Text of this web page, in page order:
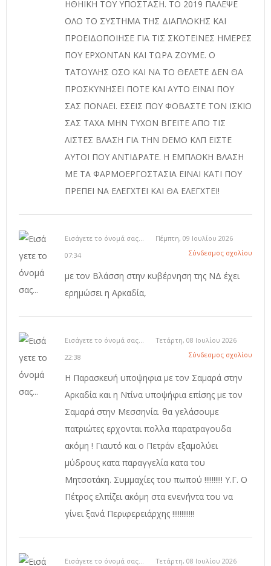
ΗΘΗΙΚΗ ΤΟΥ ΥΠΟΣΤΑΣΗ. ΤΟ 2019 ΠΑΛΕΨΕ
ΟΛΟ ΤΟ ΣΥΣΤΗΜΑ ΤΗΣ ΔΙΑΠΛΟΚΗΣ ΚΑΙ
ΠΡΟΕΙΔΟΠΟΙΗΣΕ ΓΙΑ ΤΙΣ ΣΚΟΤΕΙΝΕΣ ΗΜΕΡΕΣ
ΠΟΥ ΕΡΧΟΝΤΑΝ ΚΑΙ ΤΩΡΑ ΖΟΥΜΕ. Ο
ΤΑΤΟΥΛΗΣ ΟΣΟ ΚΑΙ ΝΑ ΤΟ ΘΕΛΕΤΕ ΔΕΝ ΘΑ
ΠΡΟΣΚΥΝΗΣΕΙ ΠΟΤΕ ΚΑΙ ΑΥΤΟ ΕΙΝΑΙ ΠΟΥ
ΣΑΣ ΠΟΝΑΕΙ. ΕΣΕΙΣ ΠΟΥ ΦΟΒΑΣΤΕ ΤΟΝ ΙΣΚΙΟ
ΣΑΣ ΤΑΧΑ ΜΗΝ ΤΥΧΟΝ ΒΓΕΙΤΕ ΑΠΟ ΤΙΣ
ΛΙΣΤΕΣ ΒΛΑΣΗ ΓΙΑ ΤΗΝ DEMO ΚΛΠ ΕΙΣΤΕ
ΑΥΤΟΙ ΠΟΥ ΑΝΤΙΔΡΑΤΕ. Η ΕΜΠΛΟΚΗ ΒΛΑΣΗ
ΜΕ ΤΑ ΦΑΡΜΟΕΡΓΟΣΤΑΣΙΑ ΕΙΝΑΙ ΚΑΤΙ ΠΟΥ
ΠΡΕΠΕΙ ΝΑ ΕΛΕΓΧΤΕΙ ΚΑΙ ΘΑ ΕΛΕΓΧΤΕΙ!
Εισάγετε το όνομά σας...
Πέμπτη, 09 Ιουλίου 2026
07:34
Σύνδεσμος σχολίου
με τον Βλάσση στην κυβέρνηση της ΝΔ έχει
ερημώσει η Αρκαδία,
Εισάγετε το όνομά σας...
Τετάρτη, 08 Ιουλίου 2026
22:38
Σύνδεσμος σχολίου
Η Παρασκευή υποψηφια με τον Σαμαρά στην
Αρκαδία και η Ντίνα υποψήφια επίσης με τον
Σαμαρά στην Μεσσηνία. θα γελάσουμε
πατριώτες ερχονται πολλα παρατραγουδα
ακόμη ! Γιαυτό και ο Πετράν εξαμολύει
μύδρους κατα παραγγελία κατα του
Μητσοτάκη. Συμμαχίες του πωπού !!!!!!!!!! Υ.Γ. Ο
Πέτρος ελπίζει ακόμη στα ενενήντα του να
γίνει ξανά Περιφερειάρχης !!!!!!!!!!!!
Εισάγετε το όνομά σας...
Τετάρτη, 08 Ιουλίου 2026